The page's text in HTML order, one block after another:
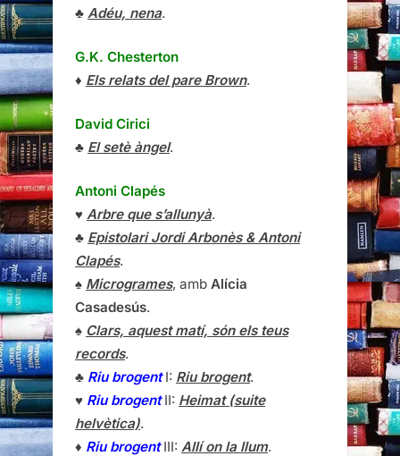
♣ Adéu, nena.
G.K. Chesterton
♦ Els relats del pare Brown.
David Cirici
♣ El setè àngel.
Antoni Clapés
♥ Arbre que s’allunyà.
♣ Epistolari Jordi Arbonès & Antoni
Clapés.
♠ Microgrames, amb Alícia
Casadesús.
♠ Clars, aquest matí, són els teus
records.
♣ Riu brogentI: Riu brogent.
♥ Riu brogentII: Heimat (suite
helvètica).
♦ Riu brogentIII: Allí on la llum.